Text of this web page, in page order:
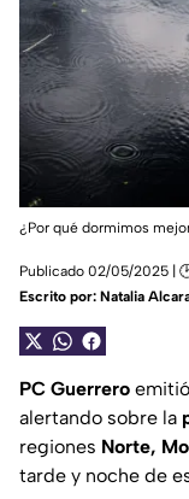
¿Por qué dormimos
Publicado 02/05/2025 |
Escrito por: Natalia
PC Guerrero
alertando sobre la
regiones Norte,
tarde y noche de